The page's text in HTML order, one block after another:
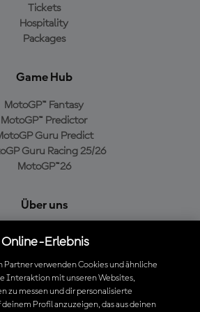
Tickets
Hospitality
Packages
Game Hub
MotoGP™ Fantasy
MotoGP™ Predictor
Guru Predict
Guru Racing 25/26
MotoGP™26
Über uns
Cookie-Richtlinien
Kaufrichtlinie
Erlebnis
Partner verwenden Cookies und ähnliche
Interaktion mit unseren Websites,
zu messen und dir personalisierte
Profil anzuzeigen, das aus deinen